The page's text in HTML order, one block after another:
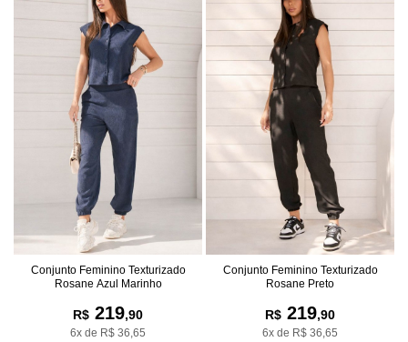
Conjunto Feminino Texturizado
Rosane Azul Marinho
R$ 219,90
6x de R$ 36,65
Conjunto Feminino Texturizado
Rosane Preto
R$ 219,90
6x de R$ 36,65